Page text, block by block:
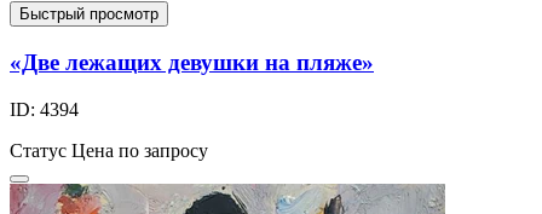
Быстрый просмотр
«Две лежащих девушки на пляже»
ID: 4394
Статус Цена по запросу